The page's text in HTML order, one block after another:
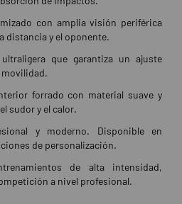
con amplia visión periférica
distancia y el oponente.
que garantiza un ajuste
forrado con material suave y
sudor y el calor.
y moderno. Disponible en
de personalización.
de alta intensidad,
a nivel profesional.